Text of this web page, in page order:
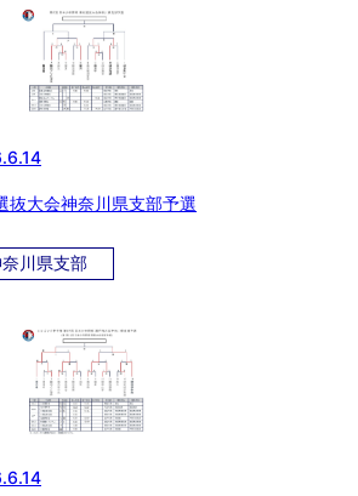
抜大会神奈川県支部予選
川県支部